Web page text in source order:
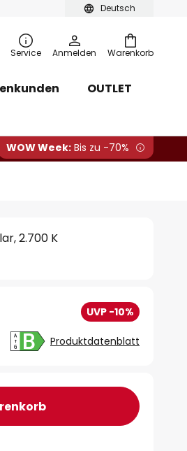
Deutsch
Warenkorb
Service Anmelden
OUTLET
WOW Week: Bis zu -70%
2.700 K
UVP -10%
Produktdatenblatt